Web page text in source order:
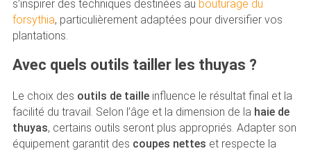
s’inspirer des techniques destinées au bouturage du
forsythia, particulièrement adaptées pour diversifier vos
plantations.
Avec quels outils tailler les thuyas ?
Le choix des outils de tailleinfluence le résultat final et la
facilité du travail. Selon l’âge et la dimension de la haie de
thuyas, certains outils seront plus appropriés. Adapter son
équipement garantit des coupes nettes et respecte la